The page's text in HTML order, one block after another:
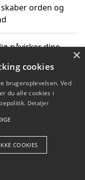
orden og
påvirker dine
hverdag
×
cookies
brugeroplevelsen. Ved
du alle cookies i
Detaljer
COOKIES